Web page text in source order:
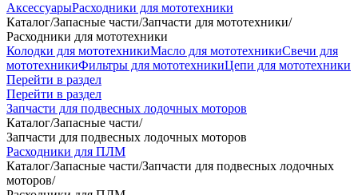
АксессуарыРасходники для мототехники
Каталог/Запасные части/Запчасти для мототехники/
Расходники для мототехники
Колодки для мототехникиМасло для мототехникиСвечи для
мототехникиФильтры для мототехникиЦепи для мототехники
Перейти в раздел
Перейти в раздел
Запчасти для подвесных лодочных моторов
Каталог/Запасные части/
Запчасти для подвесных лодочных моторов
Расходники для ПЛМ
Каталог/Запасные части/Запчасти для подвесных лодочных
моторов/